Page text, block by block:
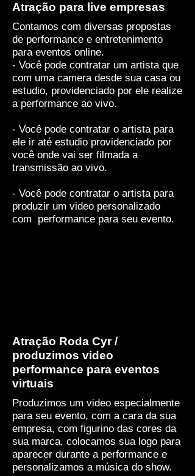
Atração para live empresas
Contamos com diversas propostas
de performance e entretenimento
para eventos online.
- Você pode contratar um artista que
com uma camera desde sua casa ou
estudio, providenciado por ele realize
a performance ao vivo.
- Você pode contratar o artista para
ele ir até estudio providenciado por
você onde vai ser filmada a
transmissão ao vivo.
- Você pode contratar o artista para
produzir um video personalizado
com performance para seu evento.
Atração Roda Cyr /
produzimos video
performance para eventos
virtuais
Produzimos um video especialmente
para seu evento, com a cara da sua
empresa, com figurino das cores da
sua marca, colocamos sua logo para
aparecer durante a performance e
personalizamos a música do show.